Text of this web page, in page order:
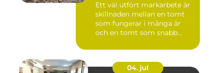
Ett väl utfört markarbete är
skillnaden mellan en tomt
som fungerar i många år
och en tomt som snabb...
04. jul